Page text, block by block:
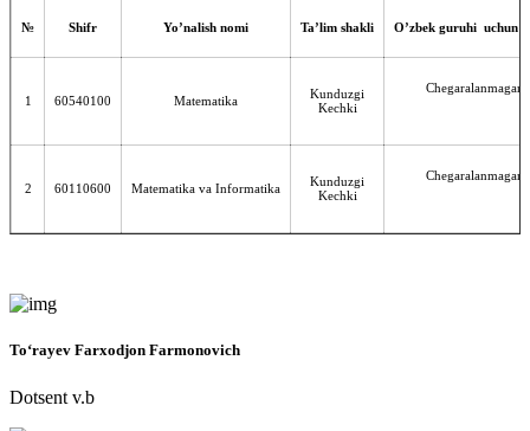
№ Shifr Yo’nalish nomi Ta’lim shakli O’zbek guruhi uchun
1 60540100 Matematika
Kunduzgi
Kechki
Chegaralanmagan
2 60110600 Matematika va Informatika
Kunduzgi
Kechki
Chegaralanmagan
To‘rayev Farxodjon Farmonovich
Dotsent v.b